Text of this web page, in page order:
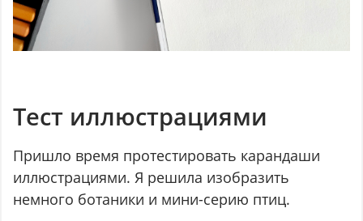
Тест иллюстрациями
Пришло время протестировать карандаши
иллюстрациями. Я решила изобразить
немного ботаники и мини-серию птиц.